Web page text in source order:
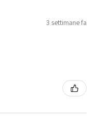
3 settimane fa